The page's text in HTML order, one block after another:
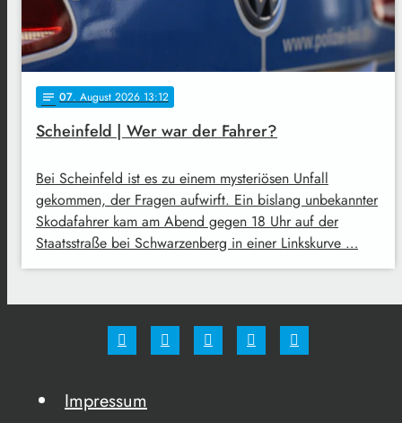
notes 07. August 2026 13:12
Scheinfeld | Wer war der Fahrer?
Bei Scheinfeld ist es zu einem mysteriösen Unfall
gekommen, der Fragen aufwirft. Ein bislang unbekannter
Skodafahrer kam am Abend gegen 18 Uhr auf der
Staatsstraße bei Schwarzenberg in einer Linkskurve …
Impressum